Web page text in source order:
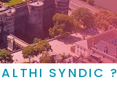
SYNDIC ?